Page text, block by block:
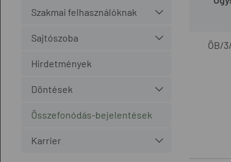
Szakmai felhasználóknak
Sajtószoba
Hirdetmények
Döntések
Összefonódás-bejelentések
Karrier
ÖB/